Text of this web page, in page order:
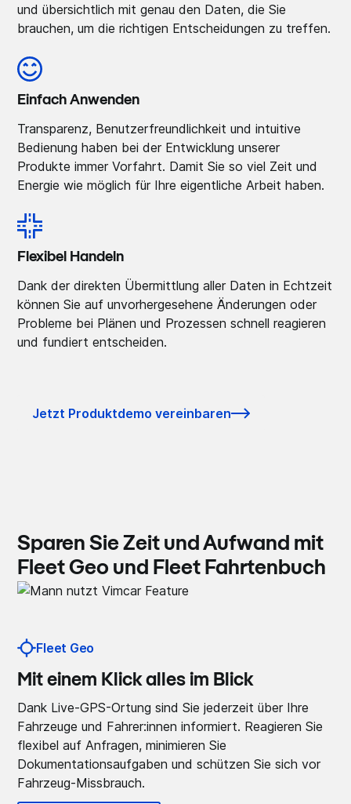
und übersichtlich mit genau den Daten, die Sie
brauchen, um die richtigen Entscheidungen zu treffen.
Einfach Anwenden
Transparenz, Benutzerfreundlichkeit und intuitive
Bedienung haben bei der Entwicklung unserer
Produkte immer Vorfahrt. Damit Sie so viel Zeit und
Energie wie möglich für Ihre eigentliche Arbeit haben.
Flexibel Handeln
Dank der direkten Übermittlung aller Daten in Echtzeit
können Sie auf unvorhergesehene Änderungen oder
Probleme bei Plänen und Prozessen schnell reagieren
und fundiert entscheiden.
Jetzt Produktdemo vereinbaren
Sparen Sie Zeit und Aufwand mit
Fleet Geo und Fleet Fahrtenbuch
Fleet Geo
Mit einem Klick alles im Blick
Dank Live-GPS-Ortung sind Sie jederzeit über Ihre
Fahrzeuge und Fahrer:innen informiert. Reagieren Sie
flexibel auf Anfragen, minimieren Sie
Dokumentationsaufgaben und schützen Sie sich vor
Fahrzeug-Missbrauch.